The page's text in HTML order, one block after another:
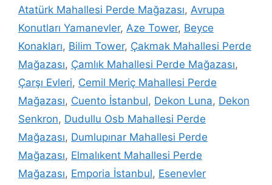
Atatürk Mahallesi Perde Mağazası, Avrupa
Konutları Yamanevler, Aze Tower, Beyce
Konakları, Bilim Tower, Çakmak Mahallesi Perde
Mağazası, Çamlık Mahallesi Perde Mağazası,
Çarşı Evleri, Cemil Meriç Mahallesi Perde
Mağazası, Cuento İstanbul, Dekon Luna, Dekon
Senkron, Dudullu Osb Mahallesi Perde
Mağazası, Dumlupınar Mahallesi Perde
Mağazası, Elmalıkent Mahallesi Perde
Mağazası, Emporia İstanbul, Esenevler